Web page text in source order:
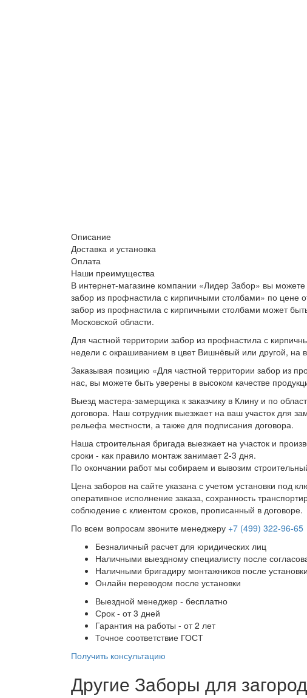
Описание
Доставка и установка
Оплата
Наши преимущества
В интернет-магазине компании «Лидер Забор» вы можете
забор из профнастила с кирпичными столбами» по цене
забор из профнастила с кирпичными столбами может
Московской области.
Для частной территории забор из профнастила с
недели с окрашиванием в цвет Вишнёвый или другой, на
Заказывая позицию «Для частной территории забор из
нас, вы можете быть уверены в высоком качестве
Выезд мастера-замерщика к заказчику в Клину и по
договора. Наш сотрудник выезжает на ваш участок для
рельефа местности, а также для подписания договора.
Наша строительная бригада выезжает на участок и
сроки - как правило монтаж занимает 2-3 дня.
По окончании работ мы собираем и вывозим
Цена заборов на сайте указана с учетом установки под
оперативное исполнение заказа, сохранность
соблюдение с клиентом сроков, прописанный в договоре.
По всем вопросам звоните менеджеру +7 (499) 322-96-65
Безналичный расчет для юридических лиц
Наличными выездному специалисту после
Наличными бригадиру монтажников после установки
Онлайн переводом после установки
Выездной менеджер - бесплатно
Срок - от 3 дней
Гарантия на работы - от 2 лет
Точное соответствие ГОСТ
Получить консультацию
Другие Заборы для